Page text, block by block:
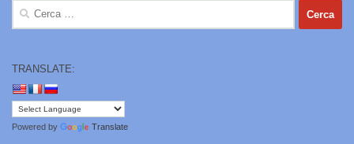
Ricerca
per:
TRANSLATE:
Powered by Translate